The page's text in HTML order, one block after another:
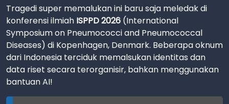
Tragedi super memalukan ini baru saja meledak di
konferensi ilmiah ISPPD 2026 (International
Symposium on Pneumococci and Pneumococcal
Diseases) di Kopenhagen, Denmark. Beberapa oknum
dari Indonesia terciduk memalsukan identitas dan
data riset secara terorganisir, bahkan menggunakan
bantuan AI!